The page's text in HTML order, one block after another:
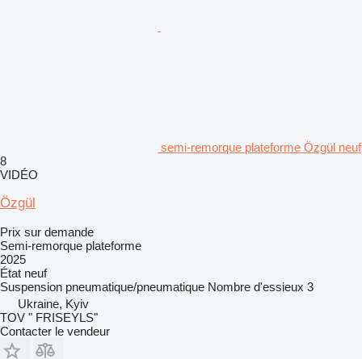
semi-remorque plateforme Özgül neuf
8
VIDÉO
Özgül
Prix sur demande
Semi-remorque plateforme
2025
État neuf
Suspension pneumatique/pneumatique Nombre d'essieux 3
Ukraine, Kyiv
TOV " FRISEYLS"
Contacter le vendeur